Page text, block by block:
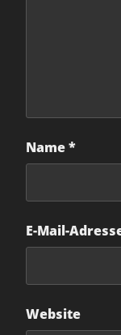
Name*
E-Mail-
Website